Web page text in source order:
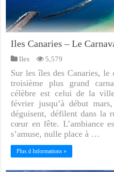
Iles Canaries – Le
Iles 5,579
Sur les îles des Canaries,
troisième plus grand
célèbre est celui de la
février jusqu’à début
déguisent, défilent dans la
cœur en fête. L’ambiance
s’amuse, nulle place à …
Plus d Informations »